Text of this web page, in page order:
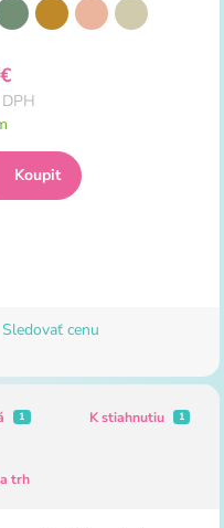
Sledovať cenu
1 K stiahnutiu 1
trh